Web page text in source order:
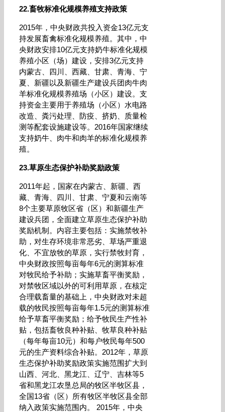
22.畜牧标准化规模养殖支持政策
2015年，中央财政共投入资金13亿元支
持发展畜禽标准化规模养殖。其中，中
央财政安排10亿元支持奶牛标准化规模
养殖小区（场）建设，安排3亿元支持
内蒙古、四川、西藏、甘肃、青海、宁
夏、新疆以及新疆生产建设兵团肉牛肉
羊标准化规模养殖场（小区）建设。支
持资金主要用于养殖场（小区）水电路
改造、粪污处理、防疫、挤奶、质量检
测等配套设施建设等。2016年国家继续
支持奶牛、肉牛和肉羊的标准化规模养
殖。
23.草原生态保护补助奖励政策
2011年起，国家在内蒙古、新疆、西
藏、青海、四川、甘肃、宁夏和云南等
8个主要草原牧区省（区）和新疆生产
建设兵团，全面建立草原生态保护补助
奖励机制。内容主要包括：实施禁牧补
助，对生存环境非常恶劣、草场严重退
化、不宜放牧的草原，实行禁牧封育，
中央财政按照每亩每年6元的测算标准
对牧民给予补助；实施草畜平衡奖励，
对禁牧区域以外的可利用草原，在核定
合理载畜量的基础上，中央财政对未超
载的牧民按照每亩每年1.5元的测算标准
给予草畜平衡奖励；给予牧民生产性补
贴，包括畜牧良种补贴、牧草良种补贴
（每年每亩10元）和每户牧民每年500
元的生产资料综合补贴。2012年，草原
生态保护补助奖励政策实施范围扩大到
山西、河北、黑龙江、辽宁、吉林等5
省和黑龙江农垦总局的牧区半牧区县，
全国13省（区）所有牧区半牧区县全部
纳入政策实施范围内。 2015年，中央